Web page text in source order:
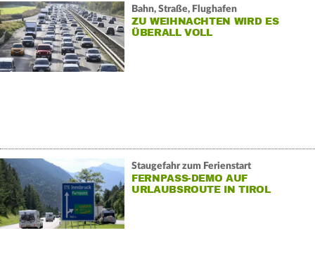
Bahn, Straße, Flughafen
ZU WEIHNACHTEN WIRD ES
ÜBERALL VOLL
Staugefahr zum Ferienstart
FERNPASS-DEMO AUF
URLAUBSROUTE IN TIROL